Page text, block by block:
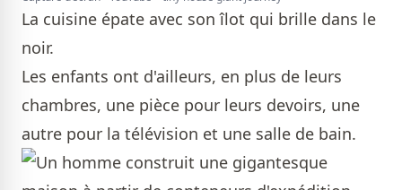
La cuisine épate avec son îlot qui brille dans le
noir.
Les enfants ont d'ailleurs, en plus de leurs
chambres, une pièce pour leurs devoirs, une
autre pour la télévision et une salle de bain.